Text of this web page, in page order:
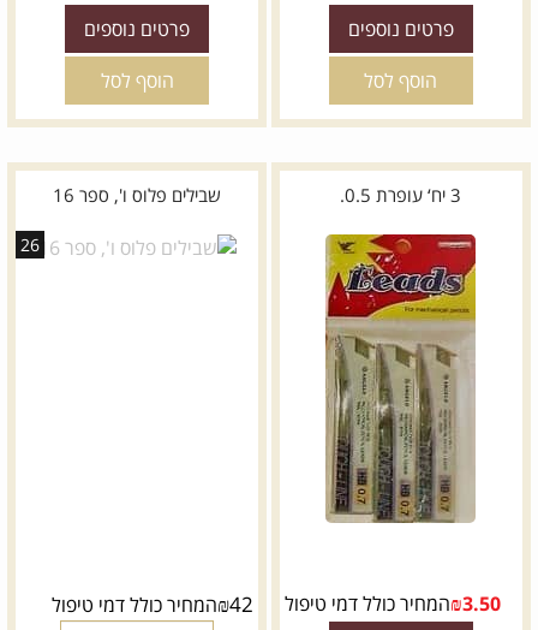
פרטים נוספים
הוסף לסל
פרטים נוספים
הוסף לסל
3 יח‘ עופרת 0.5.
₪3.50 המחיר כולל דמי טיפול
שבילים פלוס ו', ספר 16
26
₪42 המחיר כולל דמי טיפול